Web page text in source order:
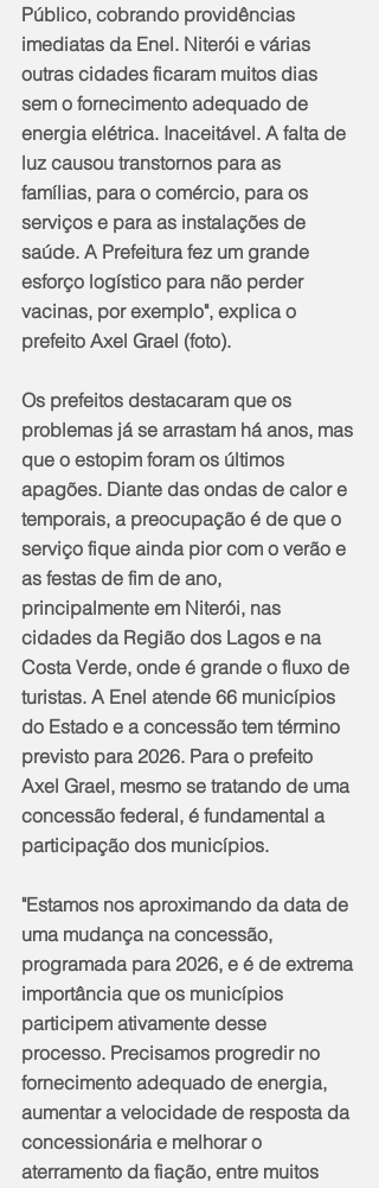
Público, cobrando providências
imediatas da Enel. Niterói e várias
outras cidades ficaram muitos dias
sem o fornecimento adequado de
energia elétrica. Inaceitável. A falta de
luz causou transtornos para as
famílias, para o comércio, para os
serviços e para as instalações de
saúde. A Prefeitura fez um grande
esforço logístico para não perder
vacinas, por exemplo", explica o
prefeito Axel Grael (foto).
Os prefeitos destacaram que os
problemas já se arrastam há anos, mas
que o estopim foram os últimos
apagões. Diante das ondas de calor e
temporais, a preocupação é de que o
serviço fique ainda pior com o verão e
as festas de fim de ano,
principalmente em Niterói, nas
cidades da Região dos Lagos e na
Costa Verde, onde é grande o fluxo de
turistas. A Enel atende 66 municípios
do Estado e a concessão tem término
previsto para 2026. Para o prefeito
Axel Grael, mesmo se tratando de uma
concessão federal, é fundamental a
participação dos municípios.
"Estamos nos aproximando da data de
uma mudança na concessão,
programada para 2026, e é de extrema
importância que os municípios
participem ativamente desse
processo. Precisamos progredir no
fornecimento adequado de energia,
aumentar a velocidade de resposta da
concessionária e melhorar o
aterramento da fiação, entre muitos